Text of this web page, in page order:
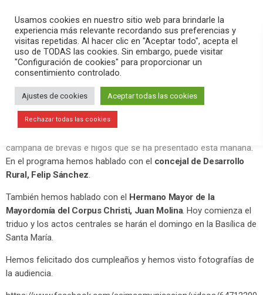
search menu pause PLAY
junio 11, 2020
Los actos del Corpus Christi se harán
el domingo
En el programa Versión Radio-El Aperitivo hemos contado la
campaña de brevas e higos que se ha presentado esta mañana
En el programa hemos hablado con el concejal de Desarrollo
Rural, Felip Sánchez
También hemos hablado con el Hermano Mayor de la
Mayordomía del Corpus Christi, Juan Molina. Hoy comienza el
triduo y los actos centrales se harán el domingo en la Basílica de
Santa María.
Hemos felicitado dos cumpleaños y hemos visto fotografías de
la audiencia.
Usamos cookies en nuestro sitio web para brindarle la
experiencia más relevante recordando sus preferencias y
visitas repetidas. Al hacer clic en "Aceptar todo", acepta el
uso de TODAS las cookies. Sin embargo, puede visitar
"Configuración de cookies" para proporcionar un
consentimiento controlado.
Ajustes de cookies Aceptar todas las cookies
Rechazar todas las cookies